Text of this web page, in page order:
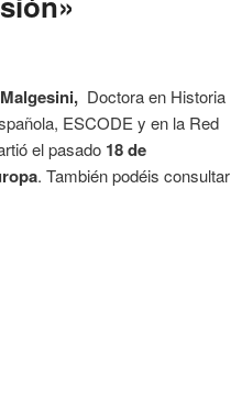
Doctora en Historia
ESCODE y en la Red
el pasado 18 de
. También podéis consultar